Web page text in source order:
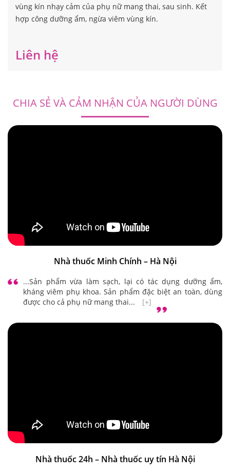
vùng kín nhạy cảm của phụ nữ mang thai, sau sinh. Kết
hợp công dưỡng ẩm, ngừa viêm vùng kín.
Liên hệ
CHIA SẺ VÀ CẢM NHẬN CỦA NGƯỜI DÙNG
Nhà thuốc Minh Chính – Hà Nội
...Sản phẩm vừa làm sạch, lại có tác dụng dưỡng ẩm,
kháng viêm phụ khoa. Sản phẩm đặc biệt an toàn, dùng
được cho cả phụ nữ mang thai...
[+]
Nhà thuốc 24h – Nhà thuốc uy tín Hà Nội